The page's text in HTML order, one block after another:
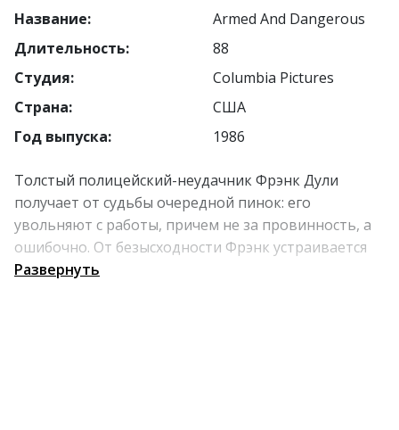
Название:
Armed And Dangerous
Длительность:
88
Студия:
Columbia Pictures
Страна:
США
Год выпуска:
1986
Толстый полицейский-неудачник Фрэнк Дули
получает от судьбы очередной пинок: его
увольняют с работы, причем не за провинность, а
ошибочно. От безысходности Фрэнк устраивается
на работу охранником вместе со своим приятелем,
Развернуть